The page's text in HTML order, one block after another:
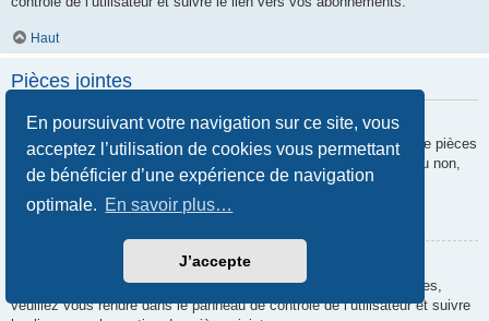
En poursuivant votre navigation sur ce site, vous
acceptez l’utilisation de cookies vous permettant
de bénéficier d’une expérience de navigation
optimale. En savoir plus…
J’accepte
Haut
Pièces jointes
Quelles pièces jointes sont autorisées sur ce forum ?
Chaque administrateur peut autoriser ou interdire certains types de pièces
jointes. Si vous n’êtes pas certain de savoir ce qui est autorisé ou non,
nous vous invitons à contacter un administrateur du forum.
Comment puis-je retrouver toutes mes pièces jointes ?
Pour retrouver la liste des pièces jointes que vous avez transférées,
veuillez vous rendre dans le panneau de contrôle de l’utilisateur et suivre